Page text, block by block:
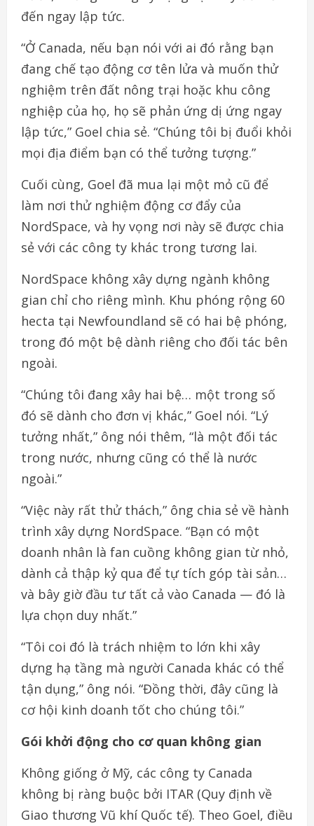
đến ngay lập tức.
“Ở Canada, nếu bạn nói với ai đó rằng bạn
đang chế tạo động cơ tên lửa và muốn thử
nghiệm trên đất nông trại hoặc khu công
nghiệp của họ, họ sẽ phản ứng dị ứng ngay
lập tức,” Goel chia sẻ. “Chúng tôi bị đuổi khỏi
mọi địa điểm bạn có thể tưởng tượng.”
Cuối cùng, Goel đã mua lại một mỏ cũ để
làm nơi thử nghiệm động cơ đẩy của
NordSpace, và hy vọng nơi này sẽ được chia
sẻ với các công ty khác trong tương lai.
NordSpace không xây dựng ngành không
gian chỉ cho riêng mình. Khu phóng rộng 60
hecta tại Newfoundland sẽ có hai bệ phóng,
trong đó một bệ dành riêng cho đối tác bên
ngoài.
“Chúng tôi đang xây hai bệ… một trong số
đó sẽ dành cho đơn vị khác,” Goel nói. “Lý
tưởng nhất,” ông nói thêm, “là một đối tác
trong nước, nhưng cũng có thể là nước
ngoài.”
“Việc này rất thử thách,” ông chia sẻ về hành
trình xây dựng NordSpace. “Bạn có một
doanh nhân là fan cuồng không gian từ nhỏ,
dành cả thập kỷ qua để tự tích góp tài sản…
và bây giờ đầu tư tất cả vào Canada — đó là
lựa chọn duy nhất.”
“Tôi coi đó là trách nhiệm to lớn khi xây
dựng hạ tầng mà người Canada khác có thể
tận dụng,” ông nói. “Đồng thời, đây cũng là
cơ hội kinh doanh tốt cho chúng tôi.”
Gói khởi động cho cơ quan không gian
Không giống ở Mỹ, các công ty Canada
không bị ràng buộc bởi ITAR (Quy định về
Giao thương Vũ khí Quốc tế). Theo Goel, điều